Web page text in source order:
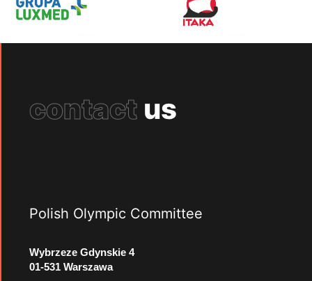
contact us
Polish Olympic Committee
Wybrzeze Gdynskie 4
01-531 Warszawa